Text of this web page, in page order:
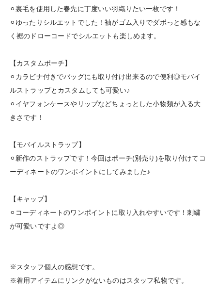
⚪︎裏毛を使用した春先に丁度いい羽織りたい一枚です！
⚪︎ゆったりシルエットでした！袖がゴム入りでダボっと感もな
く裾のドローコードでシルエットも楽しめます。
【カスタムポーチ】
⚪︎カラビナ付きでバッグにも取り付け出来るので便利◎モバイ
ルストラップとカスタムしても可愛い♪
⚪︎イヤフォンケースやリップなどちょっとした小物類が入る大
きさです！
【モバイルストラップ】
⚪︎新作のストラップです！今回はポーチ(別売り)を取り付けてコ
ーディネートのワンポイントにしてみました♪
【キャップ】
⚪︎コーディネートのワンポイントに取り入れやすいです！刺繍
が可愛いですよ◎
※スタッフ個人の感想です。
※着用アイテムにリンクがないものはスタッフ私物です。